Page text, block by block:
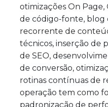
otimizações On
de código-fonte, blog
recorrente de
técnicos, inserção de
de SEO,
de conversão,
rotinas contínuas de
operação tem como
padronização de